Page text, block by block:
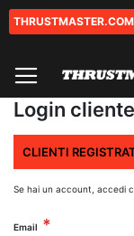
Salta
THRUSTMASTER.COM
Login cliente
CLIENTI
Se hai un account, accedi
Email